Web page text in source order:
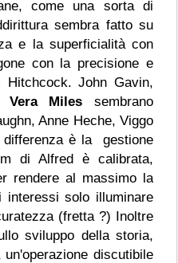
come una sorta di
sembra fatto su
e la superficialità con
con la precisione e
John Gavin,
Vera Miles sembrano
Anne Heche, Viggo
differenza è la gestione
di Alfred è calibrata,
rendere al massimo la
interessi solo illuminare
(fretta ?) Inoltre
sviluppo della storia,
discutibile